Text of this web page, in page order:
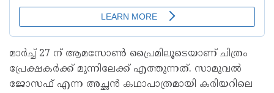
മാര്‍ച്ച് 27 ന് ആമസോണ്‍ പ്രൈമിലൂടെയാണ് ചിത്രം
പ്രേക്ഷകര്‍ക്ക് മുന്നിലേക്ക് എത്തുന്നത്. സാമുവല്‍
ജോസഫ് എന്ന അച്ഛന്‍ കഥാപാത്രമായി കരിയറിലെ